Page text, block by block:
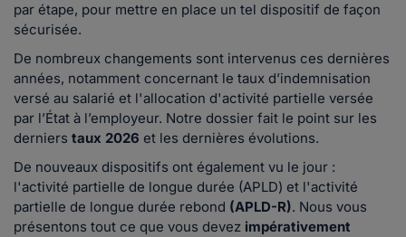
par étape, pour mettre en place un tel dispositif de façon
sécurisée.
De nombreux changements sont intervenus ces dernières
années, notamment concernant le taux d’indemnisation
versé au salarié et l'allocation d'activité partielle versée
par l’État à l’employeur. Notre dossier fait le point sur les
derniers taux 2026 et les dernières évolutions.
De nouveaux dispositifs ont également vu le jour :
l'activité partielle de longue durée (APLD) et l'activité
partielle de longue durée rebond (APLD-R). Nous vous
présentons tout ce que vous devez impérativement